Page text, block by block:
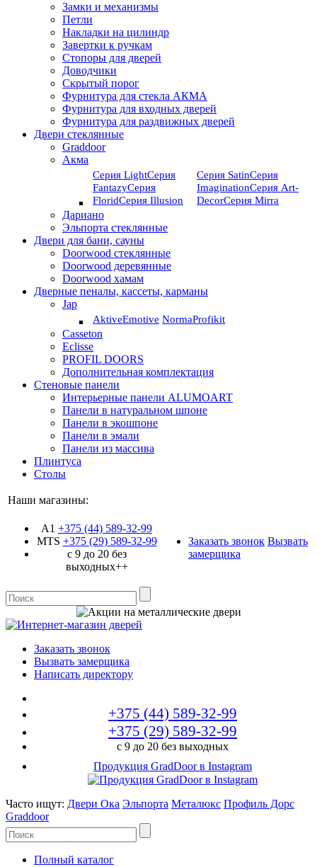
Замки и механизмы
Петли
Накладки на цилиндр
Завертки к ручкам
Стопоры для дверей
Доводчики
Скрытый порог
Фурнитура для стекла АКМА
Фурнитура для входных дверей
Фурнитура для раздвижных дверей
Двери стеклянные
Graddoor
Акма
Серия LightСерия
FantazyСерия
FloridСерия Illusion
Серия SatinСерия
ImaginationСерия Art-
DeсorСерия Mirra
Дариано
Эльпорта стеклянные
Двери для бани, сауны
Doorwood стеклянные
Doorwood деревянные
Doorwood хамам
Дверные пеналы, кассеты, карманы
Jap
AktiveEmotive NormaProfikit
Casseton
Eclisse
PROFIL DOORS
Дополнительная комплектация
Стеновые панели
Интерьерные панели ALUMOART
Панели в натуральном шпоне
Панели в экошпоне
Панели в эмали
Панели из массива
Плинтуса
Столы
Наши магазины:
A1 +375 (44) 589-32-99
MTS +375 (29)589-32-99
с 9 до 20 без
выходных++
Заказать звонок Вызвать
замерщика
Заказать звонок
Вызвать замерщика
Написать директору
+375 (44) 589-32-99
+375 (29) 589-32-99
с 9 до 20 без выходных
Продукция GradDoor в Instagram
Часто ищут: Двери Ока Эльпорта Металюкс Профиль Дорс
Graddoor
Полный каталог